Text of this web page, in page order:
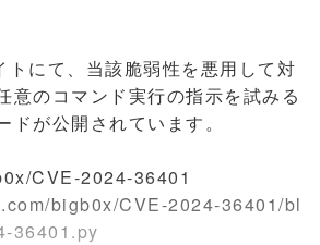
にて、当該脆弱性を悪用して対
意のコマンド実行の指示を試みる
ドが公開されています。
CVE-2024-36401
bigb0x/CVE-2024-36401/bl
36401.py